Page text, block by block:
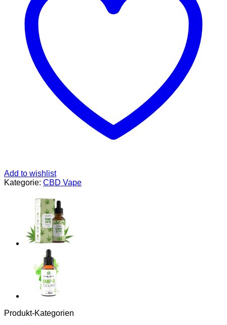
Deutsche
Qualitätsmarke,
laborgeprüft,
zertifiziert
Breitspektrum
Tropfen
Öl,
10ml
Add to wishlist
Kategorie: CBD Vape
Produkt-Kategorien